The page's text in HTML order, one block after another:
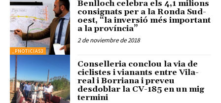
_PNOTICIAS3
Benlloch celebra els 4,1 milions
consignats per a la Ronda Sud-
oest, “la inversió més important
a la província”
2 de noviembre de 2018
Conselleria conclou la via de
ciclistes i vianants entre Vila-
real i Borriana i preveu
desdoblar la CV-185 en un mig
termini